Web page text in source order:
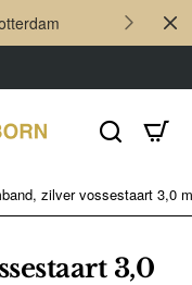
3,0
zilver vossestaart 3,0